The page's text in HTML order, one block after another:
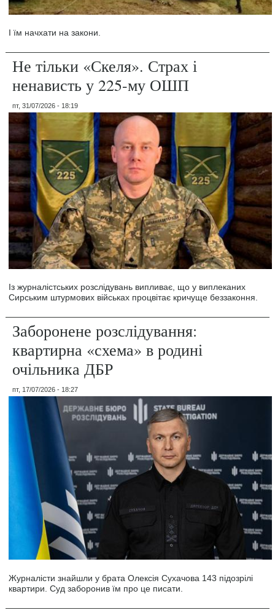
І їм начхати на закони.
Не тільки «Скеля». Страх і
ненависть у 225-му ОШП
пт, 31/07/2026 - 18:19
Із журналістських розслідувань випливає, що у виплеканих
Сирським штурмових військах процвітає кричуще беззаконня.
Заборонене розслідування:
квартирна «схема» в родині
очільника ДБР
пт, 17/07/2026 - 18:27
Журналісти знайшли у брата Олексія Сухачова 143 підозрілі
квартири. Суд заборонив їм про це писати.